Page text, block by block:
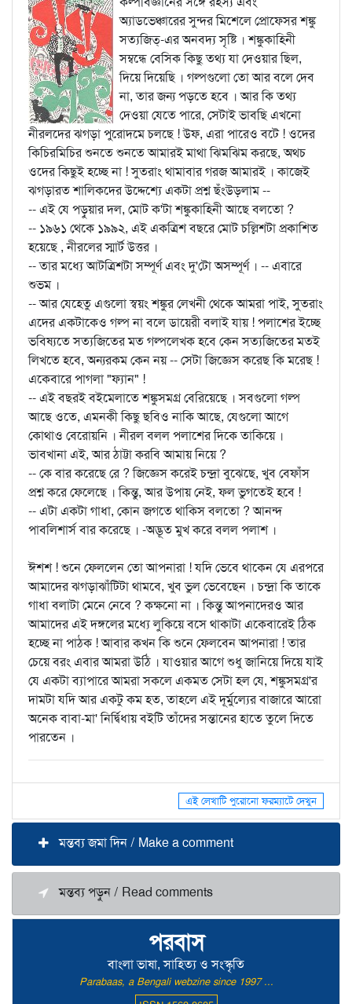
পরবাস
বাংলা ভাষা, সাহিত্য ও সংস্কৃতি
Parabaas, a Bengali webzine since 1997 ...
অ্যাডভেঞ্চারের সুন্দর মিশেলে প্রোফেসর শঙ্কু
সত্যজিত্‌-এর অনবদ্য সৃষ্টি । শঙ্কুকাহিনী
সম্বন্ধে বেসিক কিছু তথ্য যা দেওয়ার ছিল,
দিয়ে দিয়েছি । গল্পগুলো তো আর বলে দেব
না, তার জন্য পড়তে হবে । আর কি তথ্য
দেওয়া যেতে পারে, সেটাই ভাবছি এখনো
নীরলদের ঝগড়া পুরোদমে চলছে ! উফ, এরা পারেও বটে ! ওদের
কিচিরমিচির শুনতে শুনতে আমারই মাথা ঝিমঝিম করছে, অথচ
ওদের কিছুই হচ্ছে না ! সুতরাং থামাবার গরজ আমারই । কাজেই
ঝগড়ারত শালিকদের উদ্দেশ্যে একটা প্রশ্ন ছঁংউড়লাম --
-- এই যে পড়ুয়ার দল, মোট ক'টা শঙ্কুকাহিনী আছে বলতো ?
-- ১৯৬১ থেকে ১৯৯২, এই একত্রিশ বছরে মোট চল্লিশটা প্রকাশিত
হয়েছে , নীরলের স্মার্ট উত্তর ।
-- তার মধ্যে আটত্রিশটা সম্পূর্ণ এবং দু'টো অসম্পূর্ণ । -- এবারে
শুভম ।
-- আর যেহেতু এগুলো স্বয়ং শঙ্কুর লেখনী থেকে আমরা পাই, সুতরাং
এদের একটাকেও গল্প না বলে ডায়েরী বলাই যায় ! পলাশের ইচ্ছে
ভবিষ্যতে সত্যজিতের মত গল্পলেখক হবে কেন সত্যজিতের মতই
লিখতে হবে, অন্যরকম কেন নয় -- সেটা জিজ্ঞেস করেছ কি মরেছ !
একেবারে পাগলা "ফ্যান" !
-- এই বছরই বইমেলাতে শঙ্কুসমগ্র বেরিয়েছে । সবগুলো গল্প
আছে ওতে, এমনকী কিছু ছবিও নাকি আছে, যেগুলো আগে
কোথাও বেরোয়নি । নীরল বলল পলাশের দিকে তাকিয়ে ।
ভাবখানা এই, আর ঠাট্টা করবি আমায় নিয়ে ?
-- কে বার করেছে রে ? জিজ্ঞেস করেই চন্দ্রা বুঝেছে, খুব বেফাঁস
প্রশ্ন করে ফেলেছে । কিন্তু, আর উপায় নেই, ফল ভুগতেই হবে !
-- এটা একটা গাধা, কোন জগতে থাকিস বলতো ? আনন্দ
পাবলিশার্স বার করেছে । -অদ্ভূত মুখ করে বলল পলাশ ।
ঈশশ ! শুনে ফেললেন তো আপনারা ! যদি ভেবে থাকেন যে এরপরে
আমাদের ঝগড়াঝাঁটিটা থামবে, খুব ভুল ভেবেছেন । চন্দ্রা কি তাকে
গাধা বলাটা মেনে নেবে ? কক্ষনো না । কিন্তু আপনাদেরও আর
আমাদের এই দঙ্গলের মধ্যে লুকিয়ে বসে থাকাটা একেবারেই ঠিক
হচ্ছে না পাঠক ! আবার কখন কি শুনে ফেলবেন আপনারা ! তার
চেয়ে বরং এবার আমরা উঠি । যাওয়ার আগে শুধু জানিয়ে দিয়ে যাই
যে একটা ব্যাপারে আমরা সকলে একমত সেটা হল যে, শঙ্কুসমগ্র'র
দামটা যদি আর একটু কম হত, তাহলে এই দূর্মুল্যের বাজারে আরো
অনেক বাবা-মা' নির্দ্বিধায় বইটি তাঁদের সন্তানের হাতে তুলে দিতে
পারতেন ।
এই লেখাটি পুরোনো ফরম্যাটে দেখুন
মন্তব্য জমা দিন / Make a comment
মন্তব্য পড়ুন / Read comments